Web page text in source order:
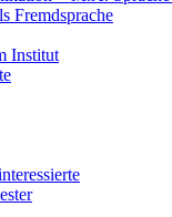
Fremdsprache
Institut